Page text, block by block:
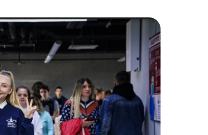
программу